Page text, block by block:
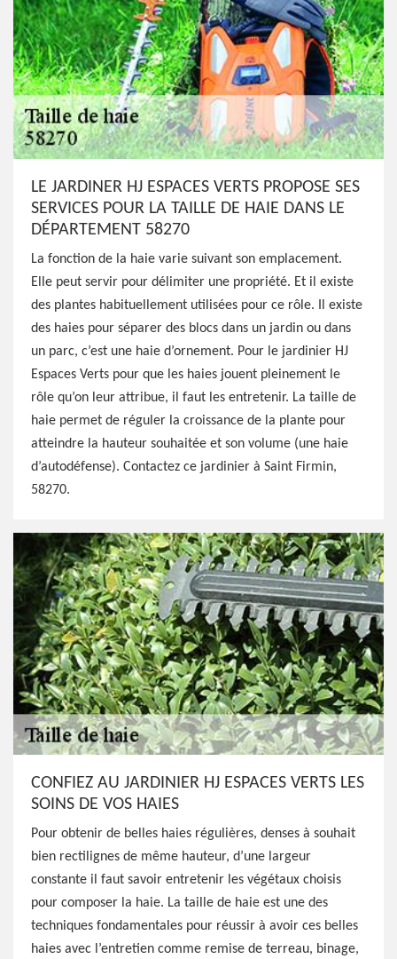
LE JARDINER HJ ESPACES VERTS PROPOSE SES
SERVICES POUR LA TAILLE DE HAIE DANS LE
DÉPARTEMENT 58270
La fonction de la haie varie suivant son emplacement.
Elle peut servir pour délimiter une propriété. Et il existe
des plantes habituellement utilisées pour ce rôle. Il existe
des haies pour séparer des blocs dans un jardin ou dans
un parc, c’est une haie d’ornement. Pour le jardinier HJ
Espaces Verts pour que les haies jouent pleinement le
rôle qu’on leur attribue, il faut les entretenir. La taille de
haie permet de réguler la croissance de la plante pour
atteindre la hauteur souhaitée et son volume (une haie
d’autodéfense). Contactez ce jardinier à Saint Firmin,
58270.
CONFIEZ AU JARDINIER HJ ESPACES VERTS LES
SOINS DE VOS HAIES
Pour obtenir de belles haies régulières, denses à souhait
bien rectilignes de même hauteur, d’une largeur
constante il faut savoir entretenir les végétaux choisis
pour composer la haie. La taille de haie est une des
techniques fondamentales pour réussir à avoir ces belles
haies avec l’entretien comme remise de terreau, binage,